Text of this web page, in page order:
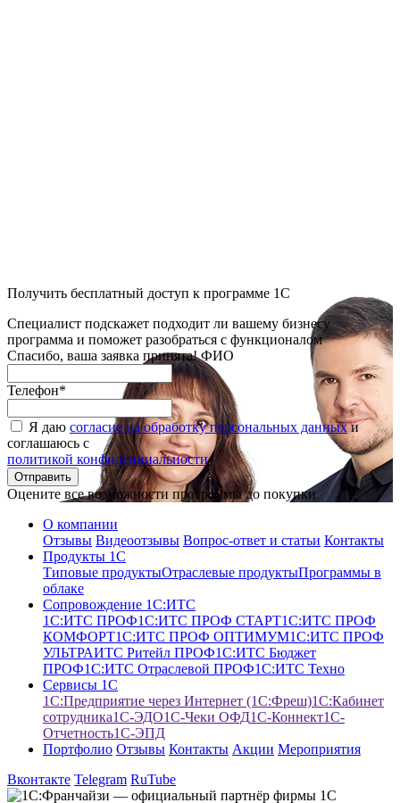
Получить бесплатный доступ к программе 1С
Специалист подскажет подходит ли вашему бизнесу
программа и поможет разобраться с функционалом
Спасибо, ваша заявка принята! ФИО
Телефон*
Я даю согласие на обработку персональных данныхи
соглашаюсь с
политикой конфиденциальности
Оцените все возможности программы до покупки
О компании
Отзывы Видеоотзывы Вопрос-ответ и статьи Контакты
Продукты 1С
Типовые продуктыОтраслевые продуктыПрограммы в
облаке
Сопровождение 1С:ИТС
1С:ИТС ПРОФ1С:ИТС ПРОФ СТАРТ1С:ИТС ПРОФ
КОМФОРТ1С:ИТС ПРОФ ОПТИМУМ1С:ИТС ПРОФ
УЛЬТРАИТС Ритейл ПРОФ1С:ИТС Бюджет
ПРОФ1С:ИТС Отраслевой ПРОФ1С:ИТС Техно
Сервисы 1С
1С:Предприятие через Интернет (1С:Фреш)1С:Кабинет
сотрудника1С-ЭДО1С-Чеки ОФД1С‑Коннект1C-
Отчетность1С-ЭПД
Портфолио Отзывы Контакты Акции Мероприятия
Вконтакте Telegram RuTube